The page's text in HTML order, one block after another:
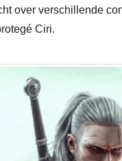
over verschillende
Ciri.